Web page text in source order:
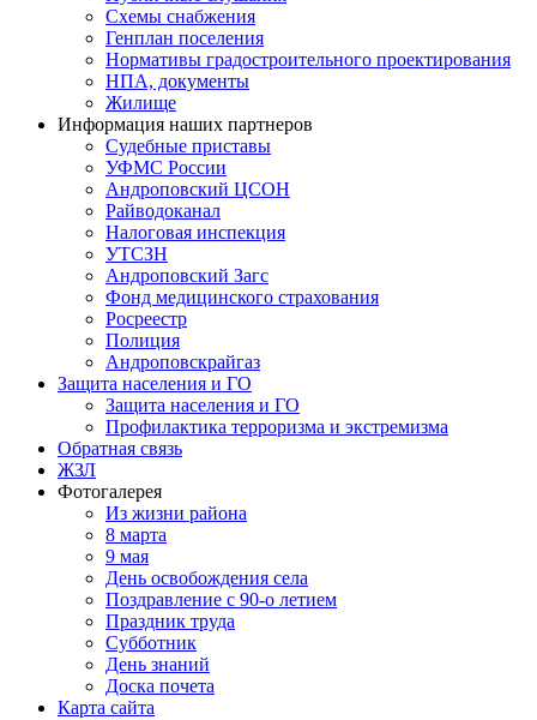
Схемы снабжения
Генплан поселения
Нормативы градостроительного проектирования
НПА, документы
Жилище
Информация наших партнеров
Судебные приставы
УФМС России
Андроповский ЦСОН
Райводоканал
Налоговая инспекция
УТСЗН
Андроповский Загс
Фонд медицинского страхования
Росреестр
Полиция
Андроповскрайгаз
Защита населения и ГО
Защита населения и ГО
Профилактика терроризма и экстремизма
Обратная связь
ЖЗЛ
Фотогалерея
Из жизни района
8 марта
9 мая
День освобождения села
Поздравление с 90-о летием
Праздник труда
Субботник
День знаний
Доска почета
Карта сайта